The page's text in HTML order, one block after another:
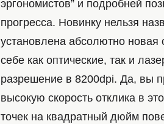
эргономистов” и подробней
прогресса. Новинку нельзя
установлена абсолютно новая
себе как оптические, так и
разрешение в 8200dpi. Да, вы
высокую скорость отклика в
точек на квадратный дюйм